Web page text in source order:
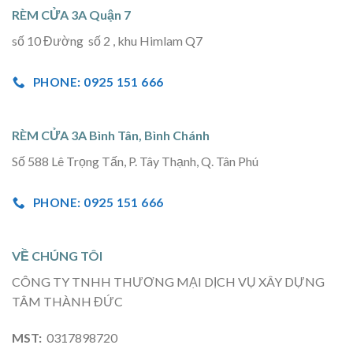
RÈM CỬA 3A Quận 7
số 10 Đường số 2 , khu Himlam Q7
PHONE: 0925 151 666
RÈM CỬA 3A Bình Tân, Bình Chánh
Số 588 Lê Trọng Tấn, P. Tây Thạnh, Q. Tân Phú
PHONE: 0925 151 666
VỀ CHÚNG TÔI
CÔNG TY TNHH THƯƠNG MẠI DỊCH VỤ XÂY DỰNG
TÂM THÀNH ĐỨC
MST: 0317898720